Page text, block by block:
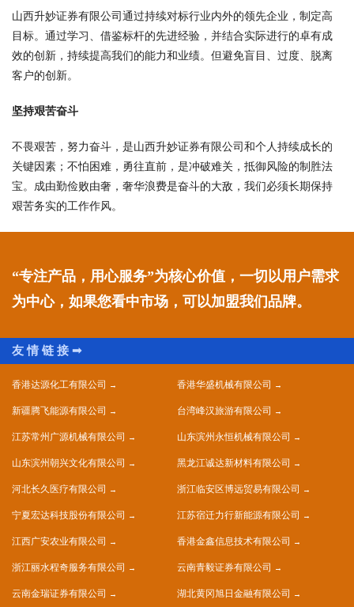
山西升妙证券有限公司通过持续对标行业内外的领先企业，制定高
目标。通过学习、借鉴标杆的先进经验，并结合实际进行的卓有成
效的创新，持续提高我们的能力和业绩。但避免盲目、过度、脱离
客户的创新。
坚持艰苦奋斗
不畏艰苦，努力奋斗，是山西升妙证券有限公司和个人持续成长的
关键因素；不怕困难，勇往直前，是冲破难关，抵御风险的制胜法
宝。成由勤俭败由奢，奢华浪费是奋斗的大敌，我们必须长期保持
艰苦务实的工作作风。
“专注产品，用心服务”为核心价值，一切以用户需求
为中心，如果您看中市场，可以加盟我们品牌。
香港达源化工有限公司 香港华盛机械有限公司
新疆腾飞能源有限公司 台湾峰汉旅游有限公司
江苏常州广源机械有限公司 山东滨州永恒机械有限公司
山东滨州朝兴文化有限公司 黑龙江诚达新材料有限公司
河北长久医疗有限公司 浙江临安区博远贸易有限公司
宁夏宏达科技股份有限公司 江苏宿迁力行新能源有限公司
江西广安农业有限公司 香港金鑫信息技术有限公司
浙江丽水程奇服务有限公司 云南青毅证券有限公司
云南金瑞证券有限公司 湖北黄冈旭日金融有限公司